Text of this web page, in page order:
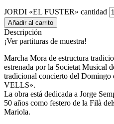
JORDI «EL FUSTER» cantidad
Añadir al carrito
Descripción
¡Ver partituras de muestra!
Marcha Mora de estructura
estrenada por la Societat Musical
tradicional concierto del
VELLS».
La obra está dedicada a Jorge
50 años como festero de la Filà
Mariola.